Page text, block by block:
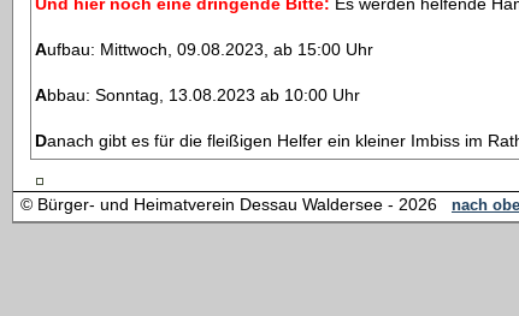
Aufbau: Mittwoch, 09.08.2023, ab 15:00 Uhr
Abbau: Sonntag, 13.08.2023 ab 10:00 Uhr
Danach gibt es für die fleißigen Helfer ein kleiner Imbiss im
© Bürger- und Heimatverein Dessau Waldersee - 2026 nach